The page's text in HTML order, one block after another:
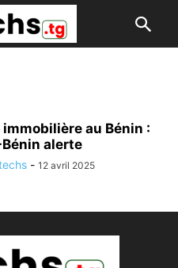
au Bénin :
Bénin alerte
- 12 avril 2025